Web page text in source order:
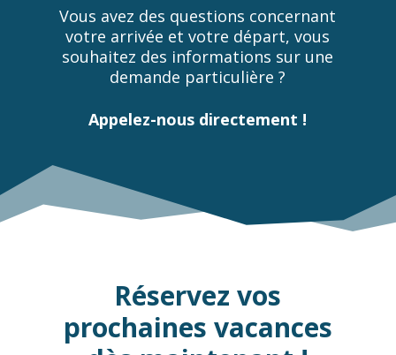
Vous avez des questions concernant
votre arrivée et votre départ, vous
souhaitez des informations sur une
demande particulière ?
Appelez-nous directement !
Réservez vos
prochaines vacances